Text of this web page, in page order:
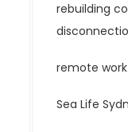
rebuilding
remote
Sea Life